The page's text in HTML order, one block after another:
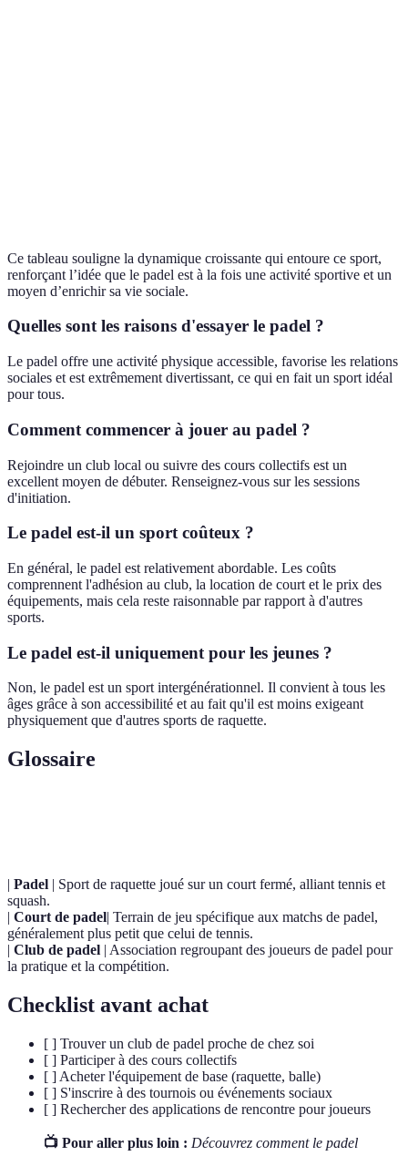
Ce tableau souligne la dynamique croissante qui entoure ce sport,
renforçant l’idée que le padel est à la fois une activité sportive et un
moyen d’enrichir sa vie sociale.
Quelles sont les raisons d'essayer le padel ?
Le padel offre une activité physique accessible, favorise les relations
sociales et est extrêmement divertissant, ce qui en fait un sport idéal
pour tous.
Comment commencer à jouer au padel ?
Rejoindre un club local ou suivre des cours collectifs est un
excellent moyen de débuter. Renseignez-vous sur les sessions
d'initiation.
Le padel est-il un sport coûteux ?
En général, le padel est relativement abordable. Les coûts
comprennent l'adhésion au club, la location de court et le prix des
équipements, mais cela reste raisonnable par rapport à d'autres
sports.
Le padel est-il uniquement pour les jeunes ?
Non, le padel est un sport intergénérationnel. Il convient à tous les
âges grâce à son accessibilité et au fait qu'il est moins exigeant
physiquement que d'autres sports de raquette.
Glossaire
| Padel | Sport de raquette joué sur un court fermé, alliant tennis et
squash.
| Court de padel| Terrain de jeu spécifique aux matchs de padel,
généralement plus petit que celui de tennis.
| Club de padel | Association regroupant des joueurs de padel pour
la pratique et la compétition.
Checklist avant achat
[ ] Trouver un club de padel proche de chez soi
[ ] Participer à des cours collectifs
[ ] Acheter l'équipement de base (raquette, balle)
[ ] S'inscrire à des tournois ou événements sociaux
[ ] Rechercher des applications de rencontre pour joueurs
📺 Pour aller plus loin : Découvrez comment le padel